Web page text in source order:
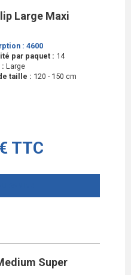
Large Maxi
: 4600
par paquet : 14
: Large
taille : 120 - 150 cm
TTC
Super